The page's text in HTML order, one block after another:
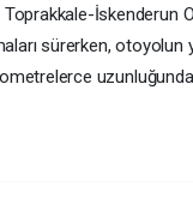
İskenderun
sürerken, otoyolun